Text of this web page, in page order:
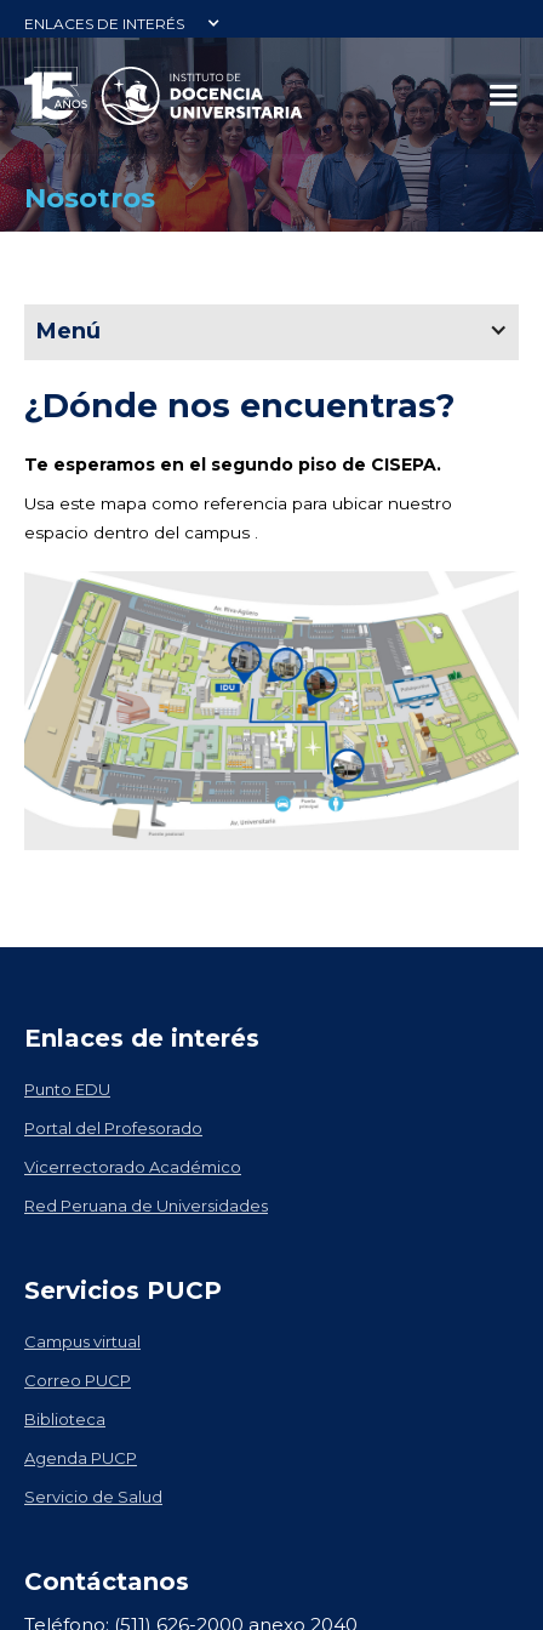
ENLACES DE INTERÉS
Nosotros
Menú
¿Dónde nos encuentras?
Te esperamos en el segundo piso de CISEPA.
Usa este mapa como referencia para ubicar nuestro
espacio dentro del campus .
Enlaces de interés
Punto EDU
Portal del Profesorado
Vicerrectorado Académico
Red Peruana de Universidades
Servicios PUCP
Campus virtual
Correo PUCP
Biblioteca
Agenda PUCP
Servicio de Salud
Contáctanos
Teléfono: (511) 626-2000 anexo 2040